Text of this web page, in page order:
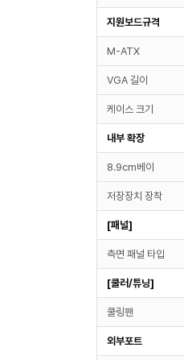
지원보드규격
M-ATX
VGA 길이
케이스 크기
내부 확장
8.9cm베이
저장장치 장착
[패널]
측면 패널 타입
[쿨러/튜닝]
쿨링팬
외부포트